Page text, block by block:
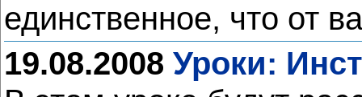
единственное, что от
19.08.2008 Уроки: